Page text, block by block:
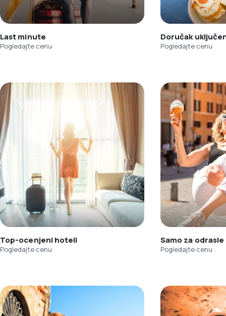
Last minute
Pogledajte cenu
Doručak
Pogledajte cenu
Top-ocenjeni hoteli
Pogledajte cenu
Samo za odrasle
Pogledajte cenu